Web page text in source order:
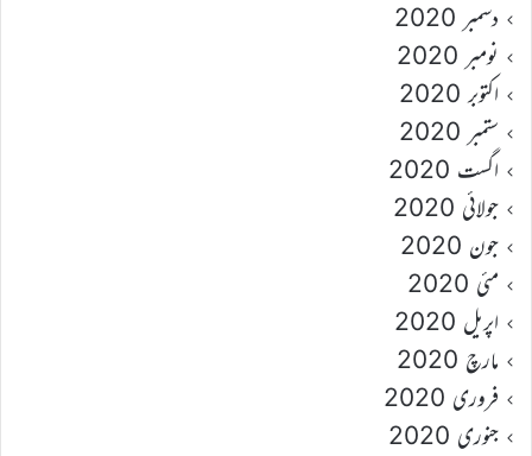
دسمبر 2020
نومبر 2020
اکتوبر 2020
ستمبر 2020
اگست 2020
جولائی 2020
جون 2020
مئی 2020
اپریل 2020
مارچ 2020
فروری 2020
جنوری 2020